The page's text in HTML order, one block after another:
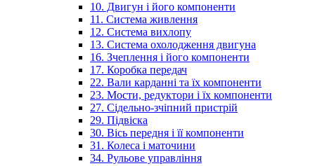
10. Двигун і його компоненти
11. Система живлення
12. Система вихлопу
13. Система охолодження двигуна
16. Зчеплення і його компоненти
17. Коробка передач
22. Вали карданні та їх компоненти
23. Мости, редуктори і їх компоненти
27. Сідельно-зчіпний пристрій
29. Підвіска
30. Вісь передня і її компоненти
31. Колеса і маточини
34. Рульове управління